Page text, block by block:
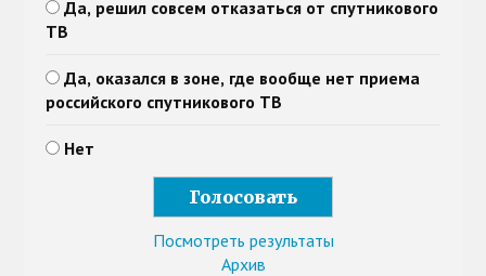
Да, решил совсем отказаться от спутникового
ТВ
Да, оказался в зоне, где вообще нет приема
российского спутникового ТВ
Нет
Посмотреть результаты
Архив